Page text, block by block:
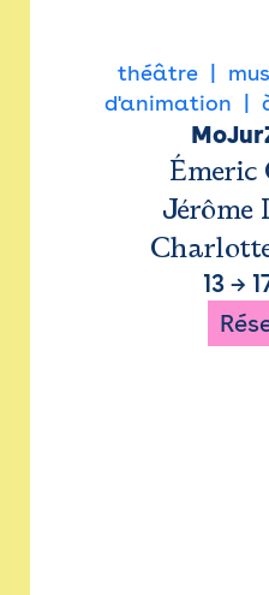
théâtre
d'animation
Émeric
Jérôme
13→